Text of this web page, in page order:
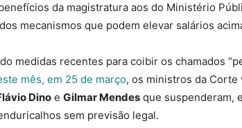
da magistratura aos do Ministério
mecanismos que podem elevar salários
medidas recentes para coibir os chamados
mês, em 25 de março, os ministros da Corte
Dino e Gilmar Mendes que suspenderam,
sem previsão legal.